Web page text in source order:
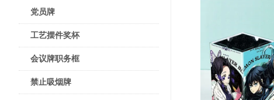
党员牌
工艺摆件奖杯
会议牌职务框
禁止吸烟牌